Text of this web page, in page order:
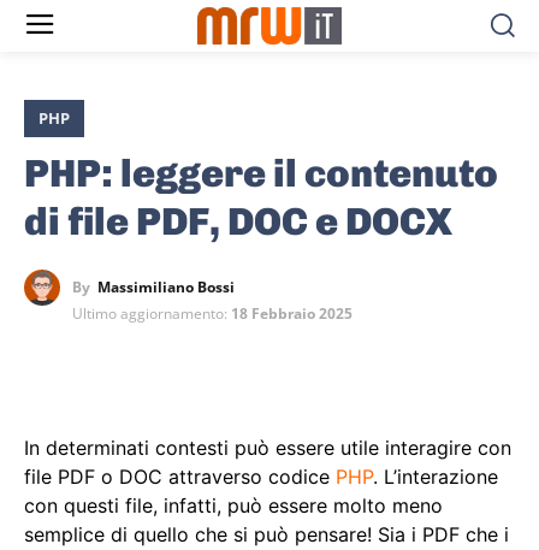
PHP
PHP: leggere il contenuto
di file PDF, DOC e DOCX
By Massimiliano Bossi
Ultimo aggiornamento: 18 Febbraio 2025
In determinati contesti può essere utile interagire con
file PDF o DOC attraverso codice PHP. L’interazione
con questi file, infatti, può essere molto meno
semplice di quello che si può pensare! Sia i PDF che i